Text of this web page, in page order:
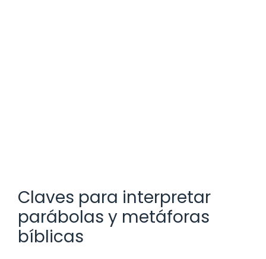
Claves para interpretar
parábolas y metáforas
bíblicas